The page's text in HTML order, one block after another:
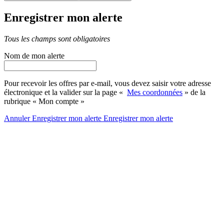
Enregistrer mon alerte
Tous les champs sont obligatoires
Nom de mon alerte
Pour recevoir les offres par e-mail, vous devez saisir votre adresse
électronique et la valider sur la page « Mes coordonnées » de la
rubrique « Mon compte »
AnnulerEnregistrer mon alerte Enregistrermon alerte